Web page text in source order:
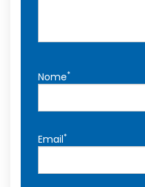
Nome*
Email*